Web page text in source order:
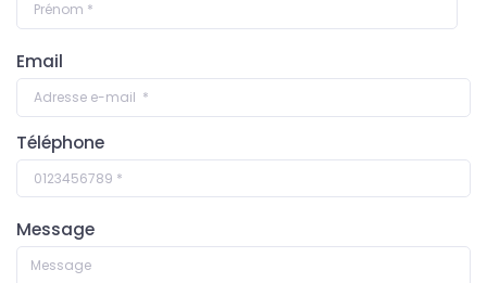
Email
Téléphone
Message